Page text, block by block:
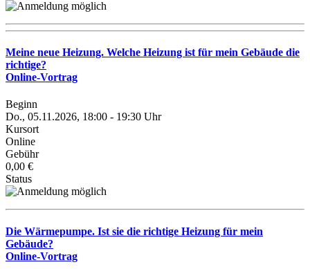
Meine neue Heizung. Welche Heizung ist für mein Gebäude die
richtige?
Online-Vortrag
Beginn
Do., 05.11.2026, 18:00 - 19:30 Uhr
Kursort
Online
Gebühr
0,00 €
Status
Die Wärmepumpe. Ist sie die richtige Heizung für mein
Gebäude?
Online-Vortrag